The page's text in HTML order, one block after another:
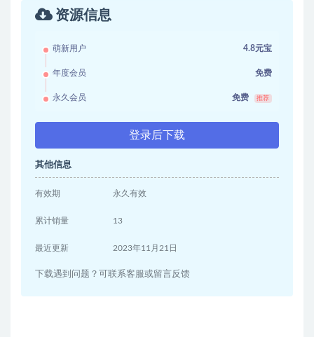
资源信息
萌新用户 4.8元宝
年度会员 免费
永久会员 免费 推荐
登录后下载
其他信息
有效期 永久有效
累计销量 13
最近更新 2023年11月21日
下载遇到问题？可联系客服或留言反馈